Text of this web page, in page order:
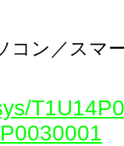
コン／スマ